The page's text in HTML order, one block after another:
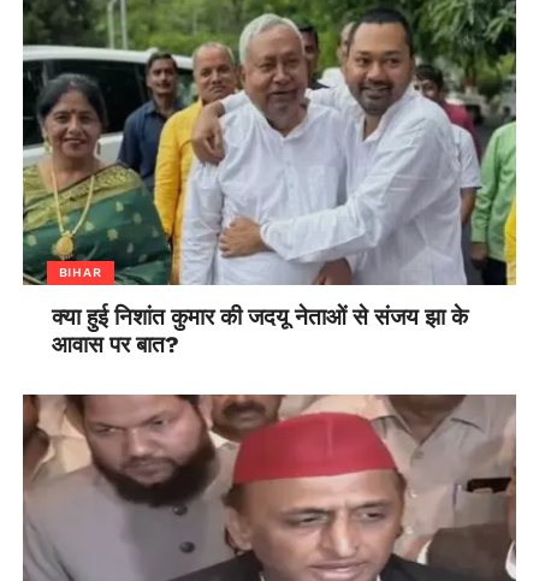
BIHAR
क्या हुई निशांत कुमार की जदयू नेताओं से संजय झा के
आवास पर बात?